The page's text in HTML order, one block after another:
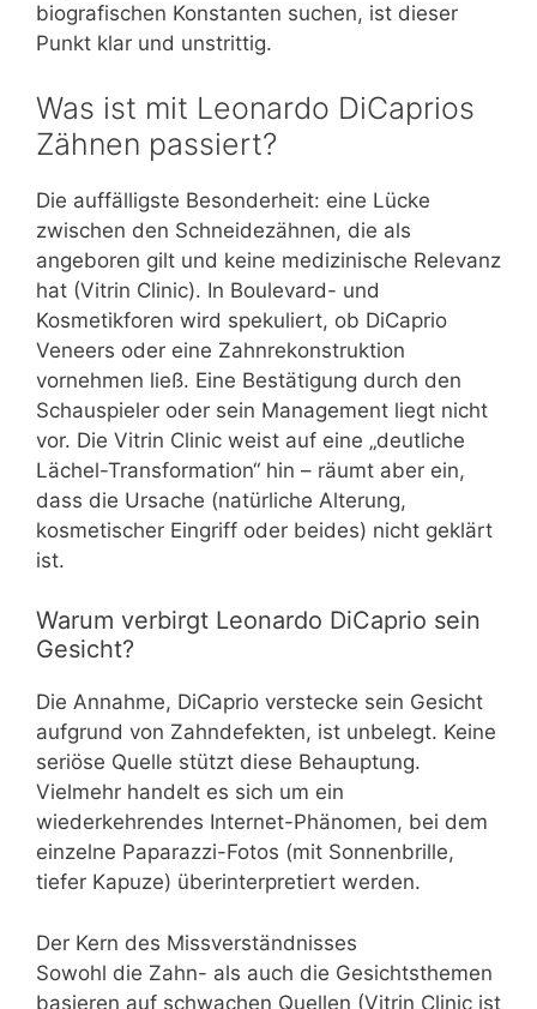
biografischen Konstanten suchen, ist dieser
Punkt klar und unstrittig.
Was ist mit Leonardo DiCaprios
Zähnen passiert?
Die auffälligste Besonderheit: eine Lücke
zwischen den Schneidezähnen, die als
angeboren gilt und keine medizinische Relevanz
hat (Vitrin Clinic). In Boulevard- und
Kosmetikforen wird spekuliert, ob DiCaprio
Veneers oder eine Zahnrekonstruktion
vornehmen ließ. Eine Bestätigung durch den
Schauspieler oder sein Management liegt nicht
vor. Die Vitrin Clinic weist auf eine „deutliche
Lächel-Transformation“ hin – räumt aber ein,
dass die Ursache (natürliche Alterung,
kosmetischer Eingriff oder beides) nicht geklärt
ist.
Warum verbirgt Leonardo DiCaprio sein
Gesicht?
Die Annahme, DiCaprio verstecke sein Gesicht
aufgrund von Zahndefekten, ist unbelegt. Keine
seriöse Quelle stützt diese Behauptung.
Vielmehr handelt es sich um ein
wiederkehrendes Internet-Phänomen, bei dem
einzelne Paparazzi-Fotos (mit Sonnenbrille,
tiefer Kapuze) überinterpretiert werden.
Der Kern des Missverständnisses
Sowohl die Zahn- als auch die Gesichtsthemen
basieren auf schwachen Quellen (Vitrin Clinic ist